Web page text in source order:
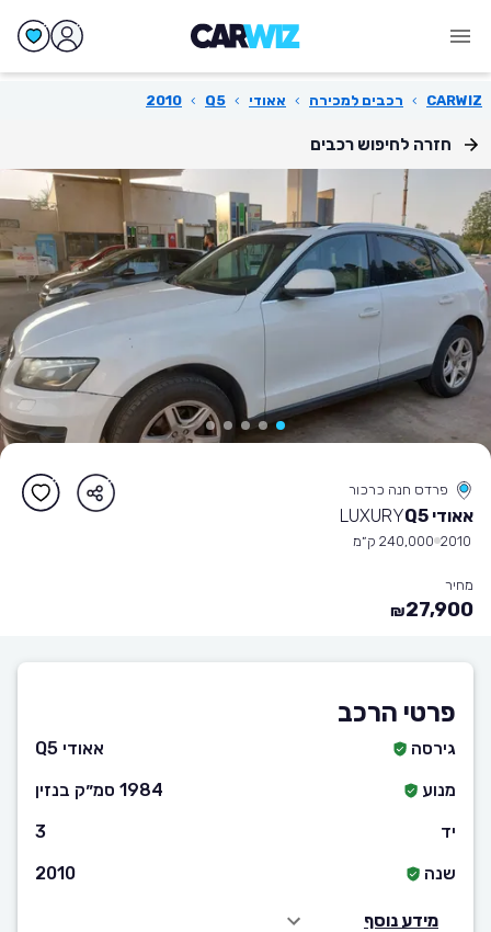
CARWIZ
› רכבים למכירה › אאודי ›
Q5
›
2010
חזרה לחיפוש רכבים
פרדס חנה כרכור
אאודי Q5 LUXURY
2010 240,000 ק״מ
מחיר
27,900
₪
פרטי הרכב
גירסה
אאודי Q5
מנוע
1984 סמ״ק בנזין
יד
3
שנה
2010
מידע נוסף